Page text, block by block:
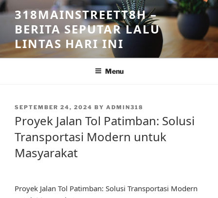
Skip
to
content
318MAINSTREETT8H –
BERITA SEPUTAR LALU
LINTAS HARI INI
Menu
POSTED
SEPTEMBER 24, 2024 BY ADMIN318
Proyek Jalan Tol Patimban: Solusi
Transportasi Modern untuk
Masyarakat
Proyek Jalan Tol Patimban: Solusi Transportasi Modern